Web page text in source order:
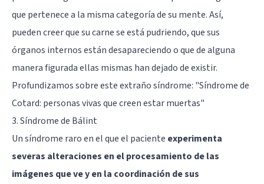
que pertenece a la misma categoría de su mente. Así,
pueden creer que su carne se está pudriendo, que sus
órganos internos están desapareciendo o que de alguna
manera figurada ellas mismas han dejado de existir.
Profundizamos sobre este extraño síndrome: "Síndrome de
Cotard: personas vivas que creen estar muertas"
3. Síndrome de Bálint
Un síndrome raro en el que el paciente experimenta
severas alteraciones en el procesamiento de las
imágenes que ve y en la coordinación de sus